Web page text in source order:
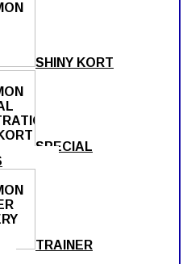
SHINY KORT
SPECIAL
TRAINER